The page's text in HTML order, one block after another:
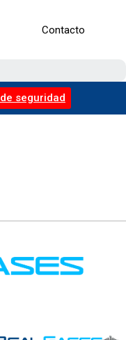
Contacto
seguridad